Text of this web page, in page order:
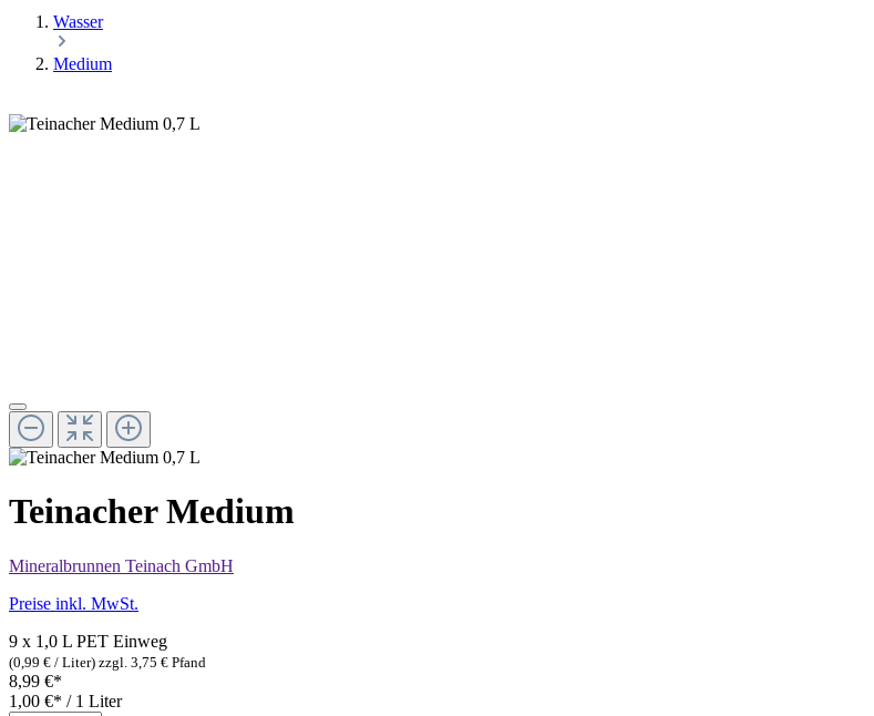
Wasser
Medium
Teinacher Medium
Mineralbrunnen Teinach GmbH
Preise inkl. MwSt.
9 x 1,0 L PET Einweg
(0,99 € / Liter) zzgl. 3,75 € Pfand
8,99 €*
1,00 €* / 1 Liter